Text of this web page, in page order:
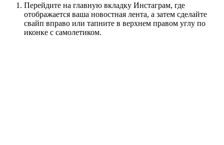
Перейдите на главную вкладку Инстаграм, где
отображается ваша новостная лента, а затем сделайте
свайп вправо или тапните в верхнем правом углу по
иконке с самолетиком.